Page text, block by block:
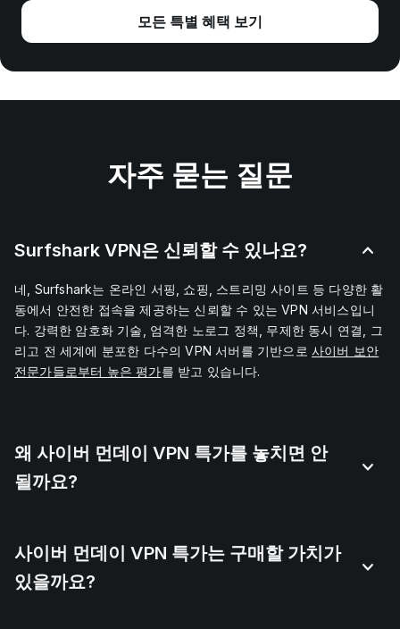
모든 특별 혜택 보기
자주 묻는 질문
Surfshark VPN은 신뢰할 수 있나요?
네, Surfshark는 온라인 서핑, 쇼핑, 스트리밍 사이트 등 다양한 활
동에서 안전한 접속을 제공하는 신뢰할 수 있는 VPN 서비스입니
다. 강력한 암호화 기술, 엄격한 노로그 정책, 무제한 동시 연결, 그
리고 전 세계에 분포한 다수의 VPN 서버를 기반으로 사이버 보안
전문가들로부터 높은 평가를 받고 있습니다.
왜 사이버 먼데이 VPN 특가를 놓치면 안
될까요?
사이버 먼데이 VPN 특가는 구매할 가치가
있을까요?